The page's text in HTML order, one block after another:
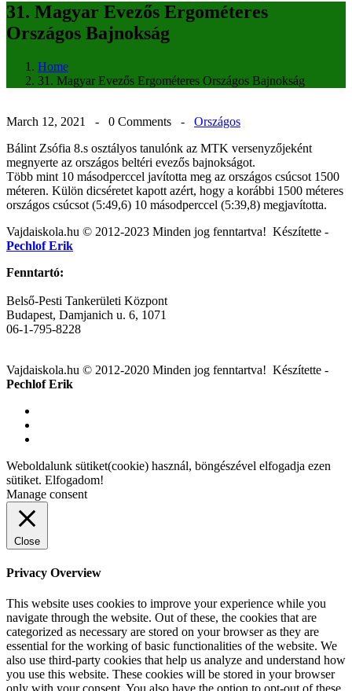
31. Magyar Evezős Ergométeres
Országos Bajnokság
Home
31. Magyar Evezős Ergométeres Országos Bajnokság
March 12, 2021 - 0 Comments - Országos
Bálint Zsófia 8.s osztályos tanulónk az MTK versenyzőjeként
megnyerte az országos beltéri evezős bajnokságot.
Több mint 10 másodperccel javította meg az országos csúcsot 1500
méteren. Külön dicséretet kapott azért, hogy a korábbi 1500 méteres
országos csúcsot (5:49,6) 10 másodperccel (5:39,8) megjavította.
Post
navigation
Vajdaiskola.hu © 2012-2023 Minden jog fenntartva! ‎‎‏‏‎ ‎Készítette -
Pechlof Erik
Fenntartó:
Belső-Pesti Tankerületi Központ
Budapest, Damjanich u. 6, 1071
06-1-795-8228
Vajdaiskola.hu © 2012-2020 Minden jog fenntartva! ‎‎‏‏‎ ‎Készítette -
Pechlof Erik
Weboldalunk sütiket(cookie) használ, böngészével elfogadja ezen
sütiket. Elfogadom!
Manage consent
Close
Privacy Overview
This website uses cookies to improve your experience while you
navigate through the website. Out of these, the cookies that are
categorized as necessary are stored on your browser as they are
essential for the working of basic functionalities of the website. We
also use third-party cookies that help us analyze and understand how
you use this website. These cookies will be stored in your browser